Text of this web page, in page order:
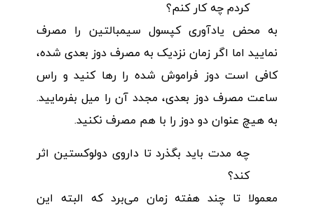
کردم چه کار کنم؟
به محض یادآوری کپسول سیمبالتین را مصرف
نمایید اما اگر زمان نزدیک به مصرف دوز بعدی شده،
کافی است دوز فراموش شده را رها کنید و راس
ساعت مصرف دوز بعدی، مجدد آن را میل بفرمایید.
به هیچ عنوان دو دوز را با هم مصرف نکنید.
چه مدت باید بگذرد تا داروی دولوکستین اثر
کند؟
معمولا تا چند هفته زمان می‌برد که البته این